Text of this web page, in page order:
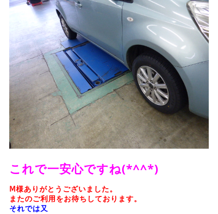
これで一安心ですね(*^^*)
Ⅿ様ありがとうございました。
またのご利用をお待ちしております。
それでは又